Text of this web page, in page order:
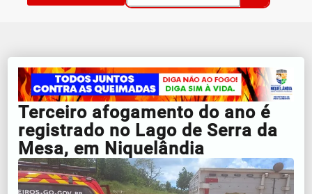
Terceiro afogamento do ano é
registrado no Lago de Serra da
Mesa, em Niquelândia